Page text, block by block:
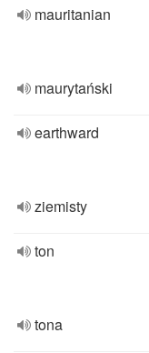
mauritanian
maurytański
earthward
ziemisty
ton
tona